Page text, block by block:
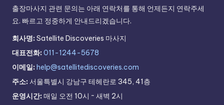
출장마사지 관련 문의는 아래 연락처를 통해 언제든지 연락주세
요. 빠르고 정중하게 안내드리겠습니다.
회사명: Satellite Discoveries 마사지
대표전화: 011-1244-5678
이메일: help@satellitediscoveries.com
주소: 서울특별시 강남구 테헤란로 345, 41층
운영시간: 매일 오전 10시 ~ 새벽 2시